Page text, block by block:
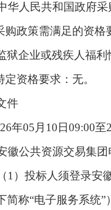
华人民共和国政府采
政策需满足的资格
狱企业或残疾人福利
资格要求：无。
件
年05月10日09:00至
徽公共资源交易集
1）投标人须登录安
简称“电子服务系统